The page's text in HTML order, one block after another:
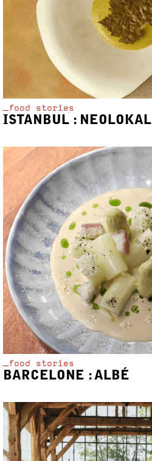
_food stories
ISTANBUL : NEOLOKAL
_food stories
BARCELONE : ALBÉ